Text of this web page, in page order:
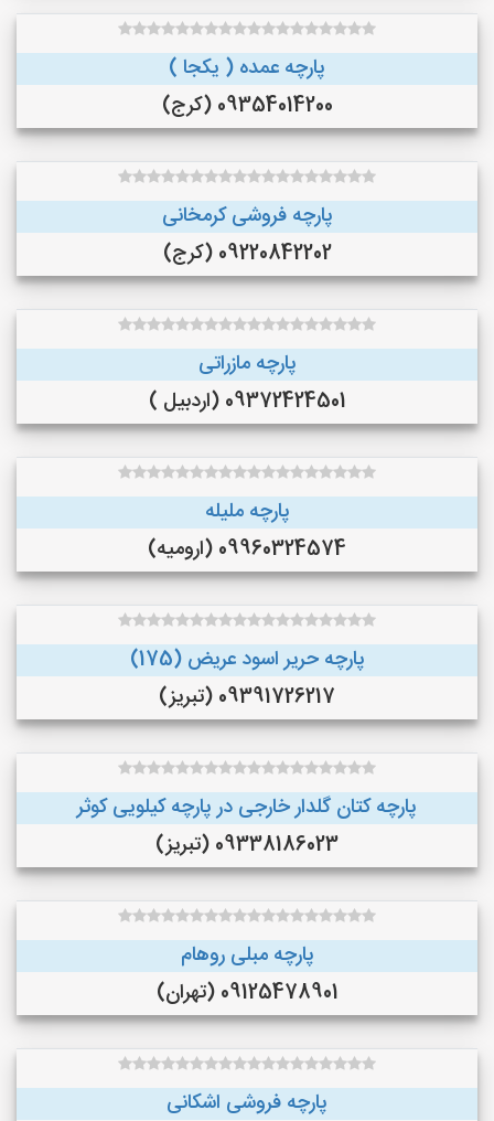
پارچه عمده ( یکجا )
09354014200 (کرج)
پارچه فروشی کرمخانی
09220842202 (کرج)
پارچه مازراتی
09372424501 (اردبیل )
پارچه ملیله
09960324574 (ارومیه)
پارچه حریر اسود عریض (175)
09391726217 (تبریز)
پارچه کتان گلدار خارجی در پارچه کیلویی کوثر
09338186023 (تبریز)
پارچه مبلی روهام
09125478901 (تهران)
پارچه فروشی اشکانی